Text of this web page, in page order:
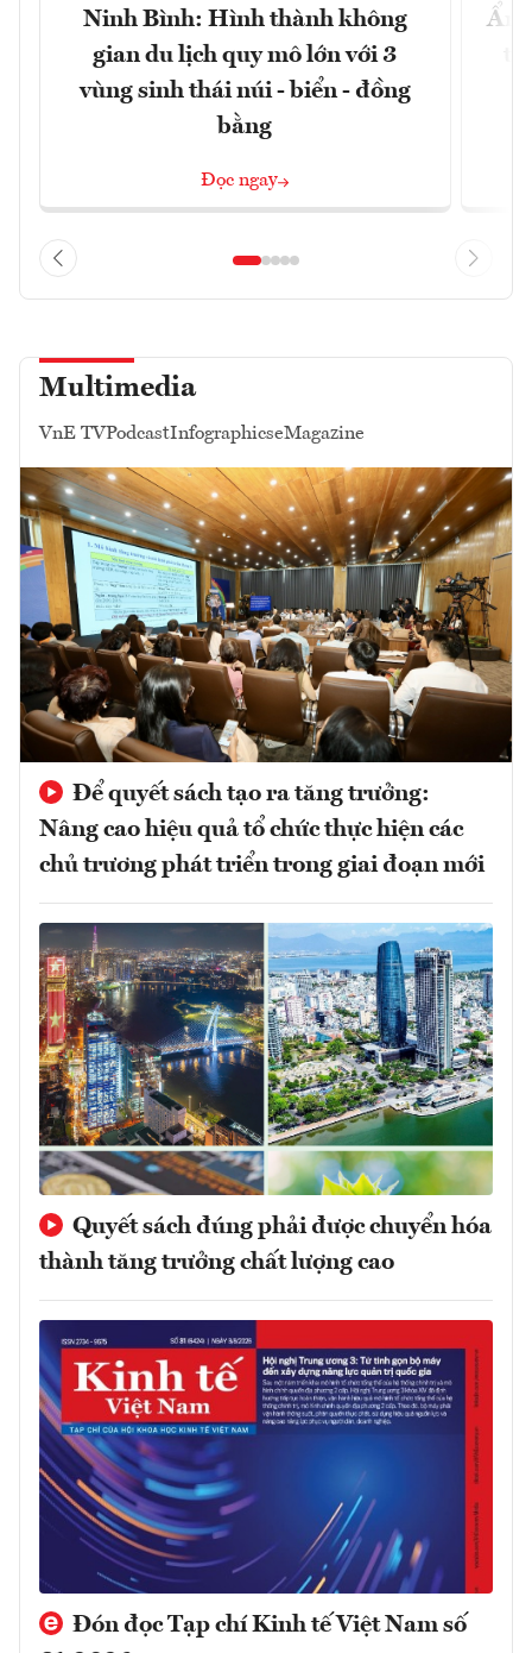
Ninh Bình: Hình thành không
gian du lịch quy mô lớn với 3
vùng sinh thái núi - biển - đồng
bằng
Đọc ngay
Ẩm
Multimedia
VnE TVPodcastInfographicseMagazine
Để quyết sách tạo ra tăng trưởng:
Nâng cao hiệu quả tổ chức thực hiện các
chủ trương phát triển trong giai đoạn mới
Quyết sách đúng phải được chuyển hóa
thành tăng trưởng chất lượng cao
Đón đọc Tạp chí Kinh tế Việt Nam số